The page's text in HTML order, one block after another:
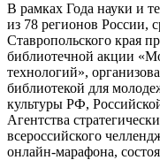
В рамках Года науки и
из 78 регионов России,
Ставропольского края
библиотечной акции
технологий»,
библиотекой для
культуры РФ,
Агентства
всероссийского
онлайн-марафона,